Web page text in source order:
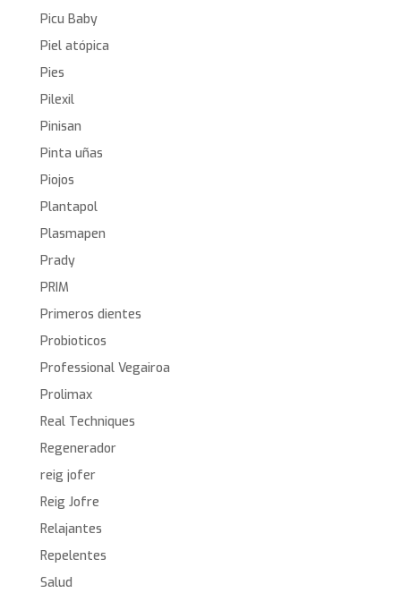
Picu Baby
Piel atópica
Pies
Pilexil
Pinisan
Pinta uñas
Piojos
Plantapol
Plasmapen
Prady
PRIM
Primeros dientes
Probioticos
Professional Vegairoa
Prolimax
Real Techniques
Regenerador
reig jofer
Reig Jofre
Relajantes
Repelentes
Salud